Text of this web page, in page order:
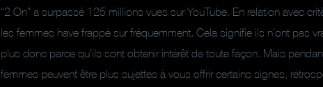
“2 On” a surpassé 125 millions vues sur YouTube. En relation avec
les femmes have frappé sur fréquemment. Cela signifie ils n’ont pas
plus donc parce qu’ils sont obtenir intérêt de toute façon. Mais
femmes peuvent être plus sujettes à vous offrir certains signes,